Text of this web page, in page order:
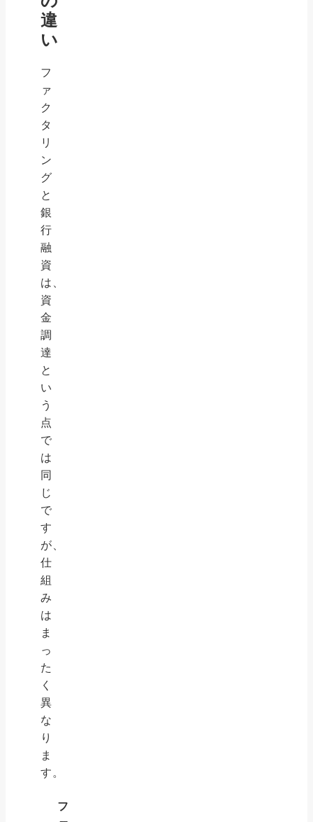
違
い
フ
ァ
ク
タ
リ
ン
グ
と
銀
行
融
資
は、
資
金
調
達
と
い
う
点
で
は
同
じ
で
す
が、
仕
組
み
は
ま
っ
た
く
異
な
り
ま
す。
フ